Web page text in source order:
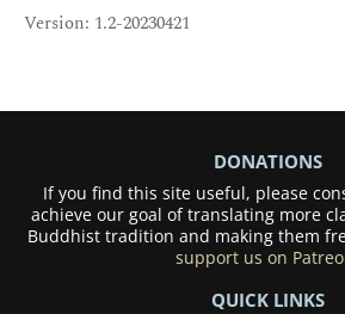
Version: 1.2-20230421
DONATIONS
If you find this site useful, please
achieve our goal of translating more
Buddhist tradition and making them
support us on
QUICK LINKS